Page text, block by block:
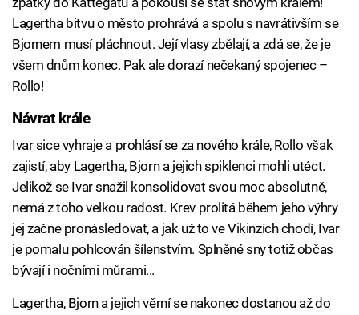
Lagertha bitvu o město prohrává a spolu s navrátivším se
Bjornem musí pláchnout. Její vlasy zbělají, a zdá se, že je
všem dnům konec. Pak ale dorazí nečekaný spojenec –
Rollo!
Návrat krále
Ivar sice vyhraje a prohlásí se za nového krále, Rollo však
zajistí, aby Lagertha, Bjorn a jejich spiklenci mohli utéct.
Jelikož se Ivar snažil konsolidovat svou moc absolutně,
nemá z toho velkou radost. Krev prolitá během jeho výhry
jej začne pronásledovat, a jak už to ve Vikinzích chodí, Ivar
je pomalu pohlcován šílenstvím. Splněné sny totiž občas
bývají i nočními můrami...
Lagertha, Bjorn a jejich věrní se nakonec dostanou až do